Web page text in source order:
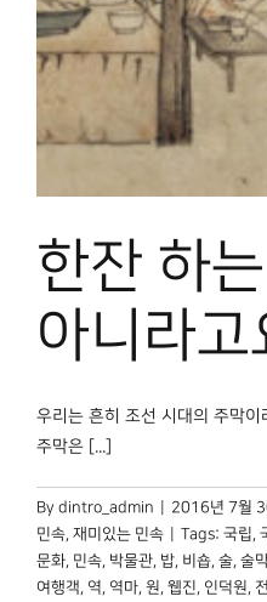
한잔 하는
아니라고
우리는 흔히 조선 시대의 주막
주막은 [...]
By dintro_admin 2016년 7월
민속, 재미있는 민속 Tags: 국립,
문화, 민속, 박물관, 밥, 비숍, 술, 술
여행객, 역, 역마, 원, 웹진, 인덕원,